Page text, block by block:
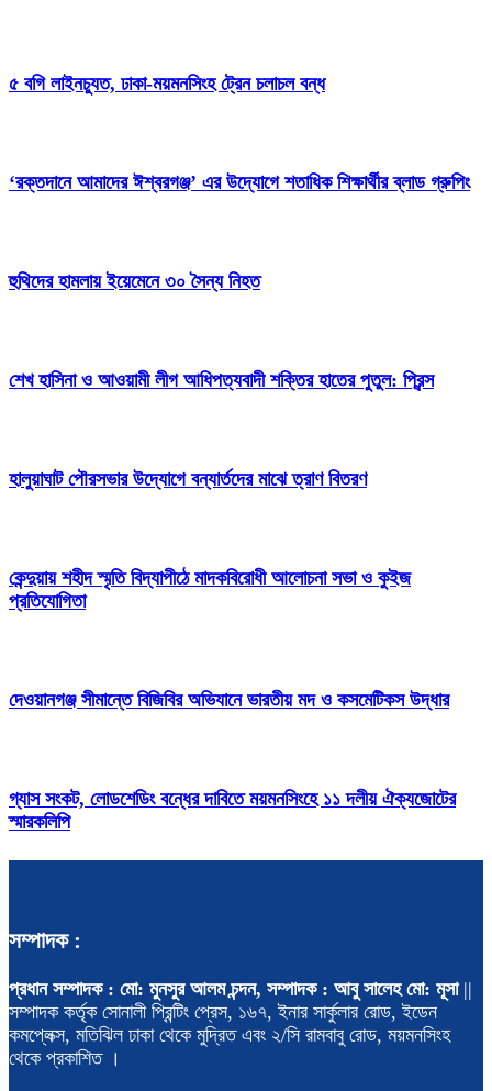
৫ বগি লাইনচ্যুত, ঢাকা-ময়মনসিংহ ট্রেন চলাচল বন্ধ
‘রক্তদানে আমাদের ঈশ্বরগঞ্জ’ এর উদ্যোগে শতাধিক শিক্ষার্থীর ব্লাড গ্রুপিং
হুথিদের হামলায় ইয়েমেনে ৩০ সৈন্য নিহত
শেখ হাসিনা ও আওয়ামী লীগ আধিপত্যবাদী শক্তির হাতের পুতুল: প্রিন্স
হালুয়াঘাট পৌরসভার উদ্যোগে বন্যার্তদের মাঝে ত্রাণ বিতরণ
কেন্দুয়ায় শহীদ স্মৃতি বিদ্যাপীঠে মাদকবিরোধী আলোচনা সভা ও কুইজ
প্রতিযোগিতা
দেওয়ানগঞ্জ সীমান্তে বিজিবির অভিযানে ভারতীয় মদ ও কসমেটিকস উদ্ধার
গ্যাস সংকট, লোডশেডিং বন্ধের দাবিতে ময়মনসিংহে ১১ দলীয় ঐক্যজোটের
স্মারকলিপি
সম্পাদক :
প্রধান সম্পাদক : মো: মুনসুর আলম চন্দন, সম্পাদক : আবু সালেহ মো: মূসা||
সম্পাদক কর্তৃক সোনালী প্রিন্টিং প্রেস, ১৬৭, ইনার সার্কুলার রোড, ইডেন
কমপ্লেক্স, মতিঝিল ঢাকা থেকে মুদ্রিত এবং ২/সি রামবাবু রোড, ময়মনসিংহ
থেকে প্রকাশিত ।